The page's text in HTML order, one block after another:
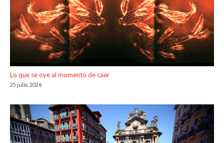
Lo que se oye al momento de caer
25 julio, 2026